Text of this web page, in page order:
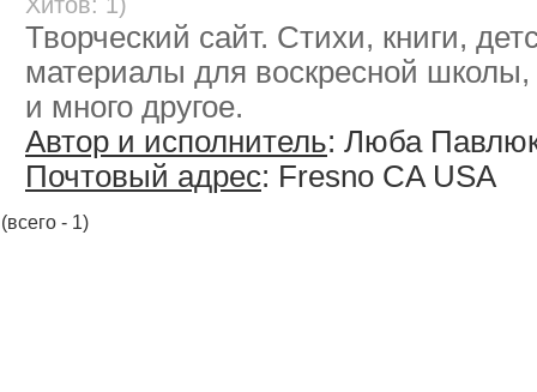
Творческий сайт. Стихи, книги,
материалы для воскресной
и много другое.
Автор и исполнитель: Люба
Почтовый адрес: Fresno CA USA
(всего - 1)